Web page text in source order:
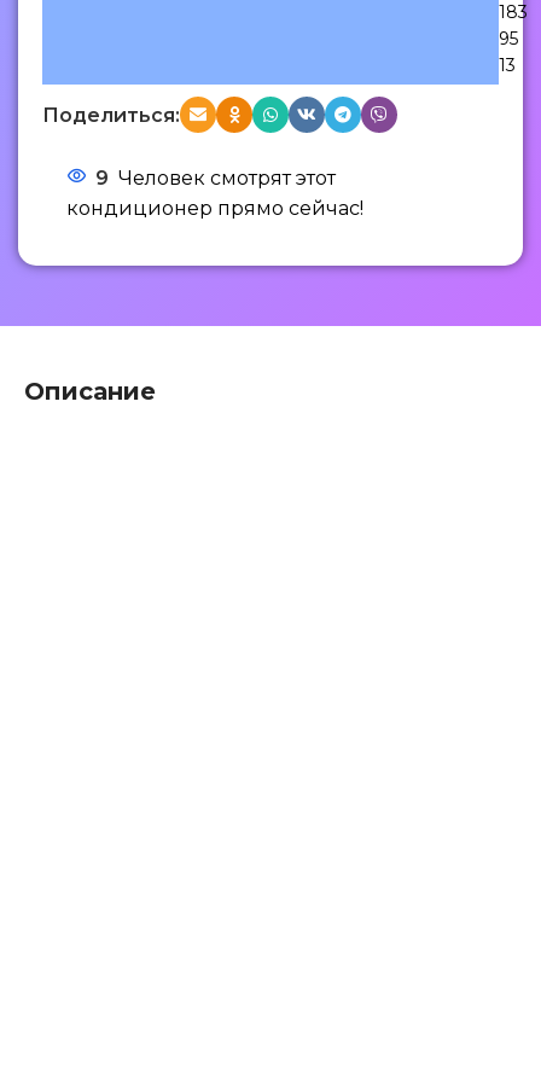
183
95
13
Поделиться:
9 Человек смотрят этот
кондиционер прямо сейчас!
Описание